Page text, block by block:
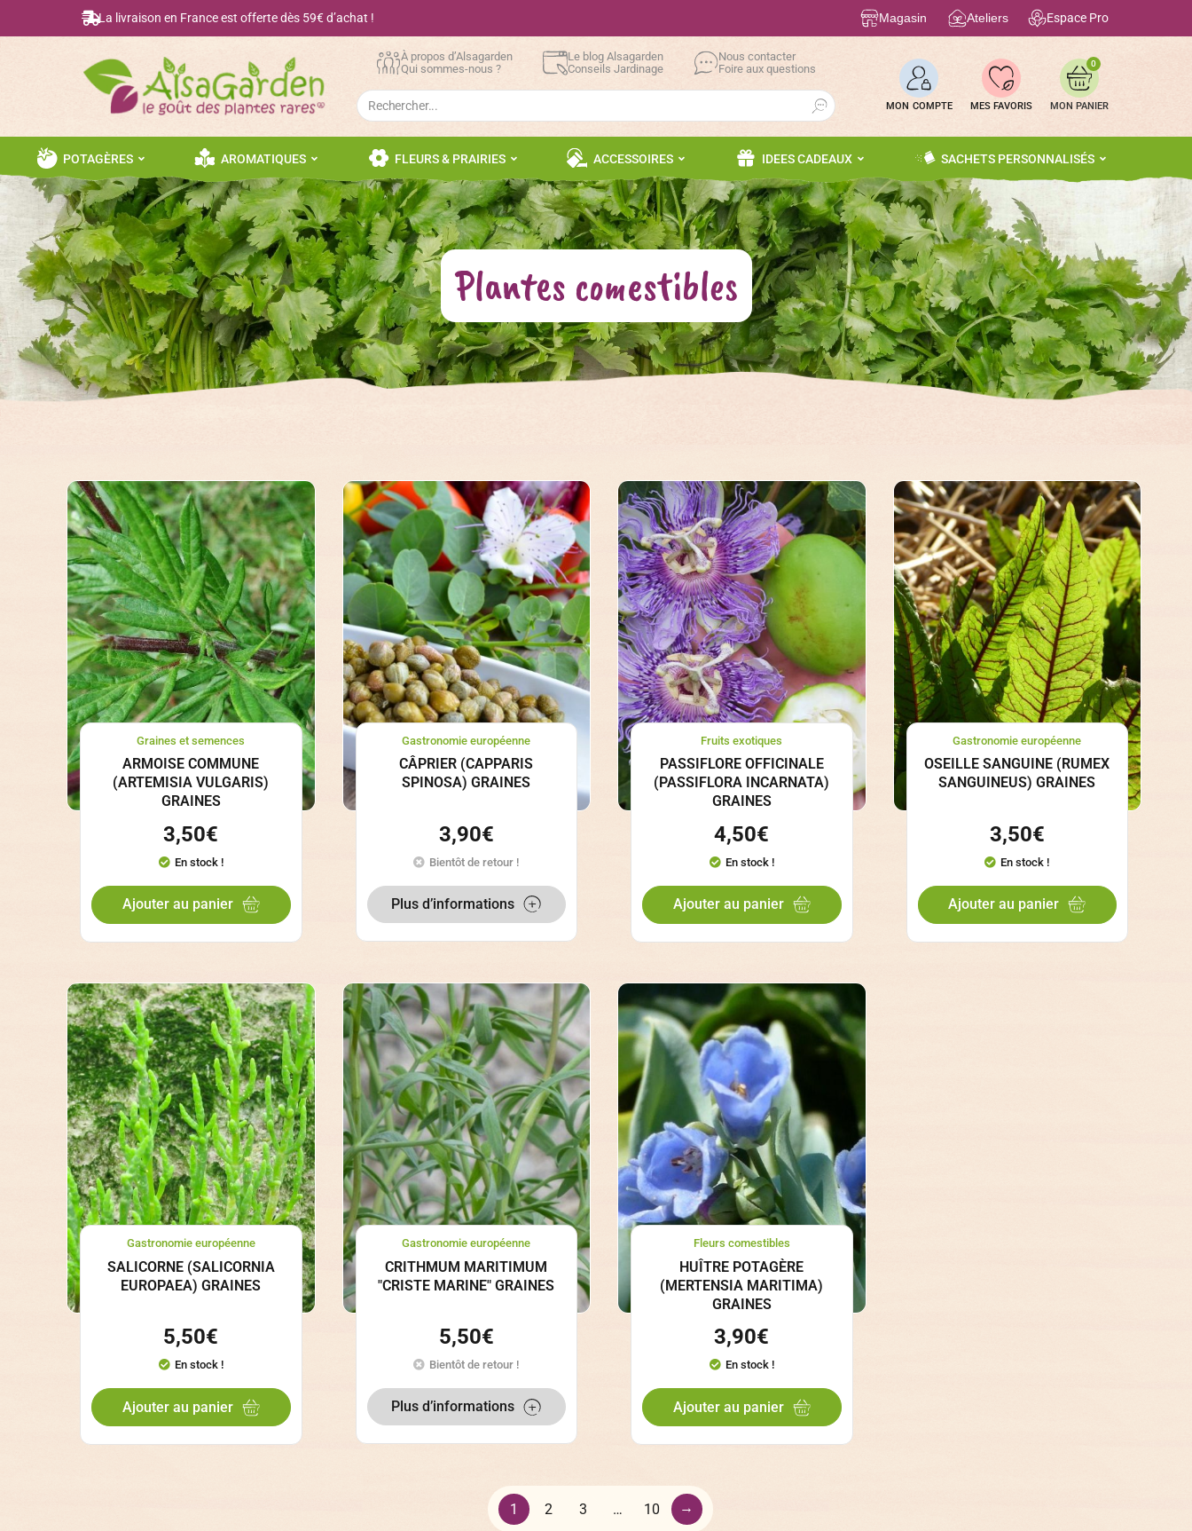
La livraison en France est offerte dès 59€ d’achat ! Magasin Ateliers Espace Pro
À propos d’Alsagarden
Qui sommes-nous ?
Le blog Alsagarden
Conseils Jardinage
Nous contacter
Foire aux questions
Search
for:
Search Button
MON COMPTE MES FAVORIS
0
POTAGÈRES AROMATIQUES FLEURS & PRAIRIES ACCESSOIRES IDEES CADEAUX SACHETS PERSONNALISÉS
Plantes comestibles
Graines et semences
ARMOISE COMMUNE
(ARTEMISIA VULGARIS)
GRAINES
3,50€
En stock !
Ajouter au panier
Gastronomie européenne
CÂPRIER (CAPPARIS
SPINOSA) GRAINES
3,90€
Bientôt de retour !
Plus d’informations
Fruits exotiques
PASSIFLORE OFFICINALE
(PASSIFLORA INCARNATA)
GRAINES
4,50€
En stock !
Ajouter au panier
Gastronomie européenne
OSEILLE SANGUINE (RUMEX
SANGUINEUS) GRAINES
3,50€
En stock !
Ajouter au panier
Gastronomie européenne
SALICORNE (SALICORNIA
EUROPAEA) GRAINES
5,50€
En stock !
Ajouter au panier
Gastronomie européenne
CRITHMUM MARITIMUM
"CRISTE MARINE" GRAINES
5,50€
Bientôt de retour !
Plus d’informations
Fleurs comestibles
HUÎTRE POTAGÈRE
(MERTENSIA MARITIMA)
GRAINES
3,90€
En stock !
Ajouter au panier
1 2 3 … 10 →